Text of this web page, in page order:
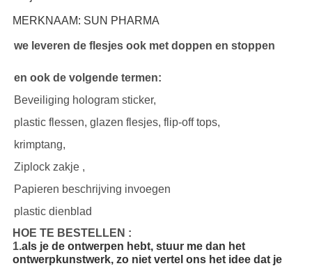
MERKNAAM: SUN PHARMA
we leveren de flesjes ook met doppen en stoppen
en ook de volgende termen:
Beveiliging hologram sticker,
plastic flessen, glazen flesjes, flip-off tops,
krimptang,
Ziplock zakje ,
Papieren beschrijving invoegen
plastic dienblad
HOE TE BESTELLEN :
1.als je de ontwerpen hebt, stuur me dan het
ontwerpkunstwerk, zo niet vertel ons het idee dat je